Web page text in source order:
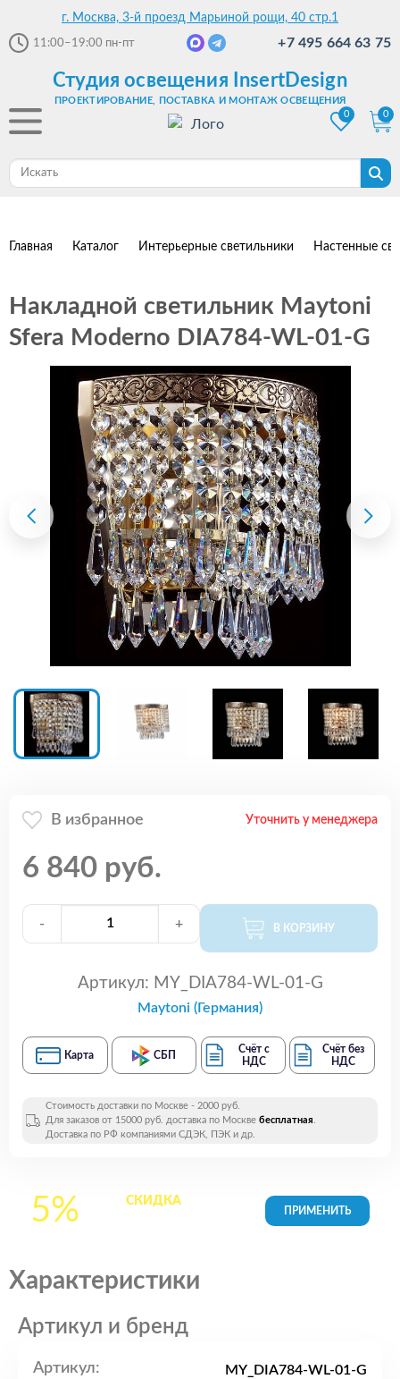
г. Москва, 3-й проезд Марьиной рощи, 40 стр.1
11:00–19:00 пн-пт +7 495 664 63 75
Студия освещения InsertDesign
ПРОЕКТИРОВАНИЕ, ПОСТАВКА И МОНТАЖ ОСВЕЩЕНИЯ
0
0
Главная Каталог Интерьерные светильники Настенные
Накладной светильник Maytoni
Sfera Moderno DIA784-WL-01-G
В избранное Уточнить у менеджера
6 840 руб.
- + В КОРЗИНУ
Артикул: MY_DIA784-WL-01-G
Maytoni (Германия)
Карта СБП
Счёт с
НДС
Счёт без
НДС
Стоимость доставки по Москве - 2000 руб.
Для заказов от 15000 руб. доставка по Москве бесплатная.
Доставка по РФ компаниями СДЭК, ПЭК и др.
5% СКИДКАна все
Характеристики
Артикул и бренд
Артикул: MY_DIA784-WL-01-G